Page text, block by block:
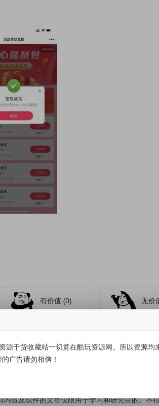
有价值(0) 无价
容及软件的文章仅限用于学习和研究目的。不
干货收藏站一切竟在酷玩资源网。所以资源
广告请勿相信！